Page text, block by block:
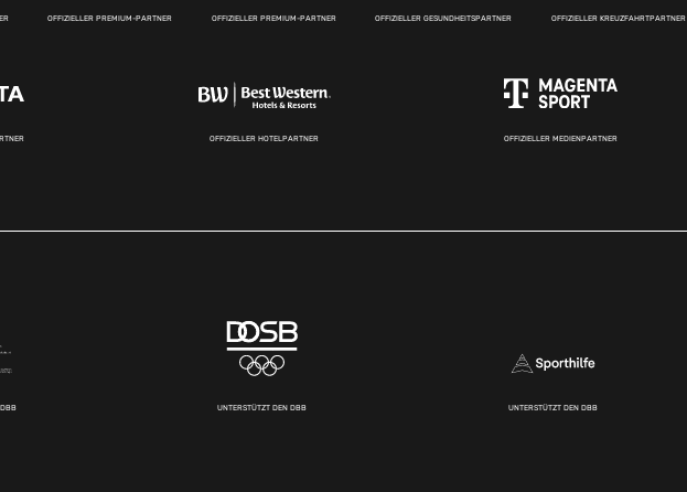
OFFIZIELLER PREMIUM-PARTNER OFFIZIELLER PREMIUM-PARTNER OFFIZIELLER GESUNDHEITSPARTNER OFFIZIELLER KREUZFAHRTPARTNER
OFFIZIELLER HOTELPARTNER OFFIZIELLER MEDIENPARTNER
UNTERSTÜTZT DEN DBB UNTERSTÜTZT DEN DBB